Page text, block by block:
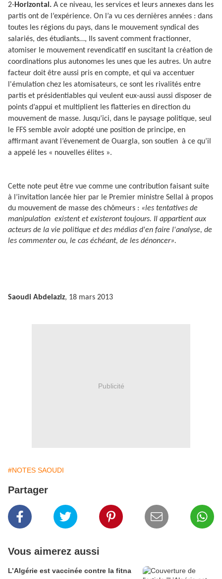
2-Horizontal. A ce niveau, les services et leurs annexes dans les
partis ont de l’expérience. On l’a vu ces dernières années : dans
toutes les régions du pays, dans le mouvement syndical des
salariés, des étudiants…, Ils savent comment fractionner,
atomiser le mouvement revendicatif en suscitant la création de
coordinations plus autonomes les unes que les autres. Un autre
facteur doit être aussi pris en compte, et qui va accentuer
l'émulation chez les atomisateurs, ce sont les rivalités entre
partis et présidentiables qui veulent eux-aussi aussi disposer de
points d’appui et multiplient les flatteries en direction du
mouvement de masse. Jusqu’ici, dans le paysage politique, seul
le FFS semble avoir adopté une position de principe, en
affirmant avant l’évenement de Ouargla, son soutien à ce qu’il
a appelé les « nouvelles élites ».
Cette note peut être vue comme une contribution faisant suite
à l’invitation lancée hier par le Premier ministre Sellal à propos
du mouvement de masse des chômeurs : «les tentatives de
manipulation existent et existeront toujours. Il appartient aux
acteurs de la vie politique et des médias d'en faire l'analyse, de
les commenter ou, le cas échéant, de les dénoncer».
Saoudi Abdelaziz, 18 mars 2013
Publicité
#NOTES SAOUDI
Partager
Vous aimerez aussi
L’Algérie est vaccinée contre la fitna